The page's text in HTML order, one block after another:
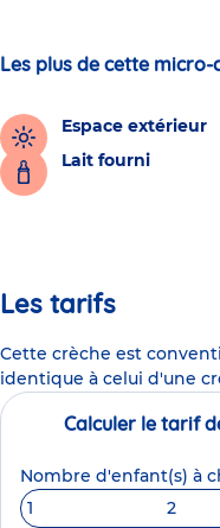
Les plus de cette micro-
Espace extérieur
Lait fourni
Les tarifs
Cette crèche est
identique à celui d'une
Calculer le tarif
Nombre d'enfant(s) à
1
2